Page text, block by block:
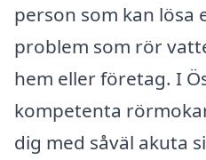
person som kan lösa
problem som rör
hem eller företag. I
kompetenta
dig med såväl akuta